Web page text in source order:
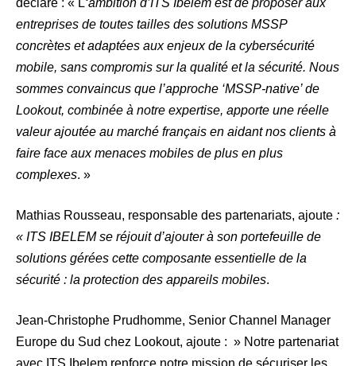
déclaré : « L‘ambition d’ITS Ibelem est de proposer aux
entreprises de toutes tailles des solutions MSSP
concrètes et adaptées aux enjeux de la cybersécurité
mobile, sans compromis sur la qualité et la sécurité. Nous
sommes convaincus que l’approche ‘MSSP-native’ de
Lookout, combinée à notre expertise, apporte une réelle
valeur ajoutée au marché français en aidant nos clients à
faire face aux menaces mobiles de plus en plus
complexes. »
Mathias Rousseau, responsable des partenariats, ajoute :
« ITS IBELEM se réjouit d’ajouter à son portefeuille de
solutions gérées cette composante essentielle de la
sécurité : la protection des appareils mobiles.
Jean-Christophe Prudhomme, Senior Channel Manager
Europe du Sud chez Lookout, ajoute : » Notre partenariat